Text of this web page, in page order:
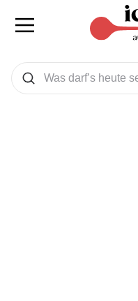
Was wollen Sie suchen
Suchen